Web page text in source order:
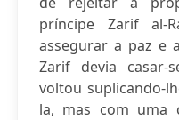
príncipe Zarif al-
assegurar a paz e
Zarif devia casar-
voltou suplicando-
la, mas com uma